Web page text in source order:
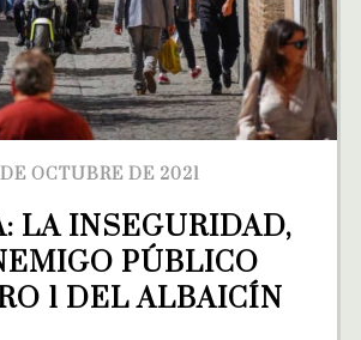
OCTUBRE DE 2021
LA INSEGURIDAD,
PÚBLICO
1 DEL ALBAICÍN